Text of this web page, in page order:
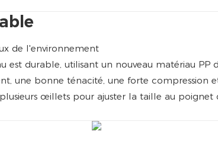
de l'environnement
est durable, utilisant un nouveau matériau PP
une bonne ténacité, une forte compression
œillets pour ajuster la taille au poignet